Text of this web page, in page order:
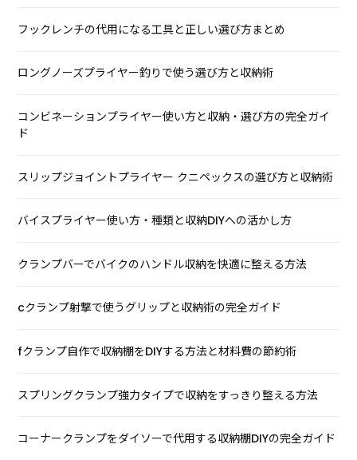
フックレンチの代用になる工具と正しい選び方まとめ
ロングノーズプライヤー釣りで使う選び方と収納術
コンビネーションプライヤー使い方と収納・選び方の完全ガイ
ド
スリップジョイントプライヤー クニペックスの選び方と収納術
バイスプライヤー使い方・種類と収納DIYへの活かし方
クランプバーでバイクのハンドル収納を快適に整える方法
cクランプ射撃で使うグリップと収納術の完全ガイド
fクランプ自作で収納棚をDIYする方法と材料費の節約術
スプリングクランプ強力タイプで収納をすっきり整える方法
コーナークランプをダイソーで代用する収納棚DIYの完全ガイド